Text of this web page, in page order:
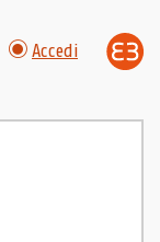
Accedi